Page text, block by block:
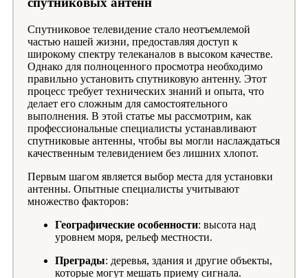
Спутниковое телевидение стало неотъемлемой
частью нашей жизни, предоставляя доступ к
широкому спектру телеканалов в высоком качестве.
Однако для полноценного просмотра необходимо
правильно установить спутниковую антенну. Этот
процесс требует технических знаний и опыта, что
делает его сложным для самостоятельного
выполнения. В этой статье мы рассмотрим, как
профессиональные специалисты устанавливают
спутниковые антенны, чтобы вы могли наслаждаться
качественным телевидением без лишних хлопот.
Первым шагом является выбор места для установки
антенны. Опытные специалисты учитывают
множество факторов:
Географические особенности: высота над
уровнем моря, рельеф местности.
Преграды: деревья, здания и другие объекты,
которые могут мешать приему сигнала.